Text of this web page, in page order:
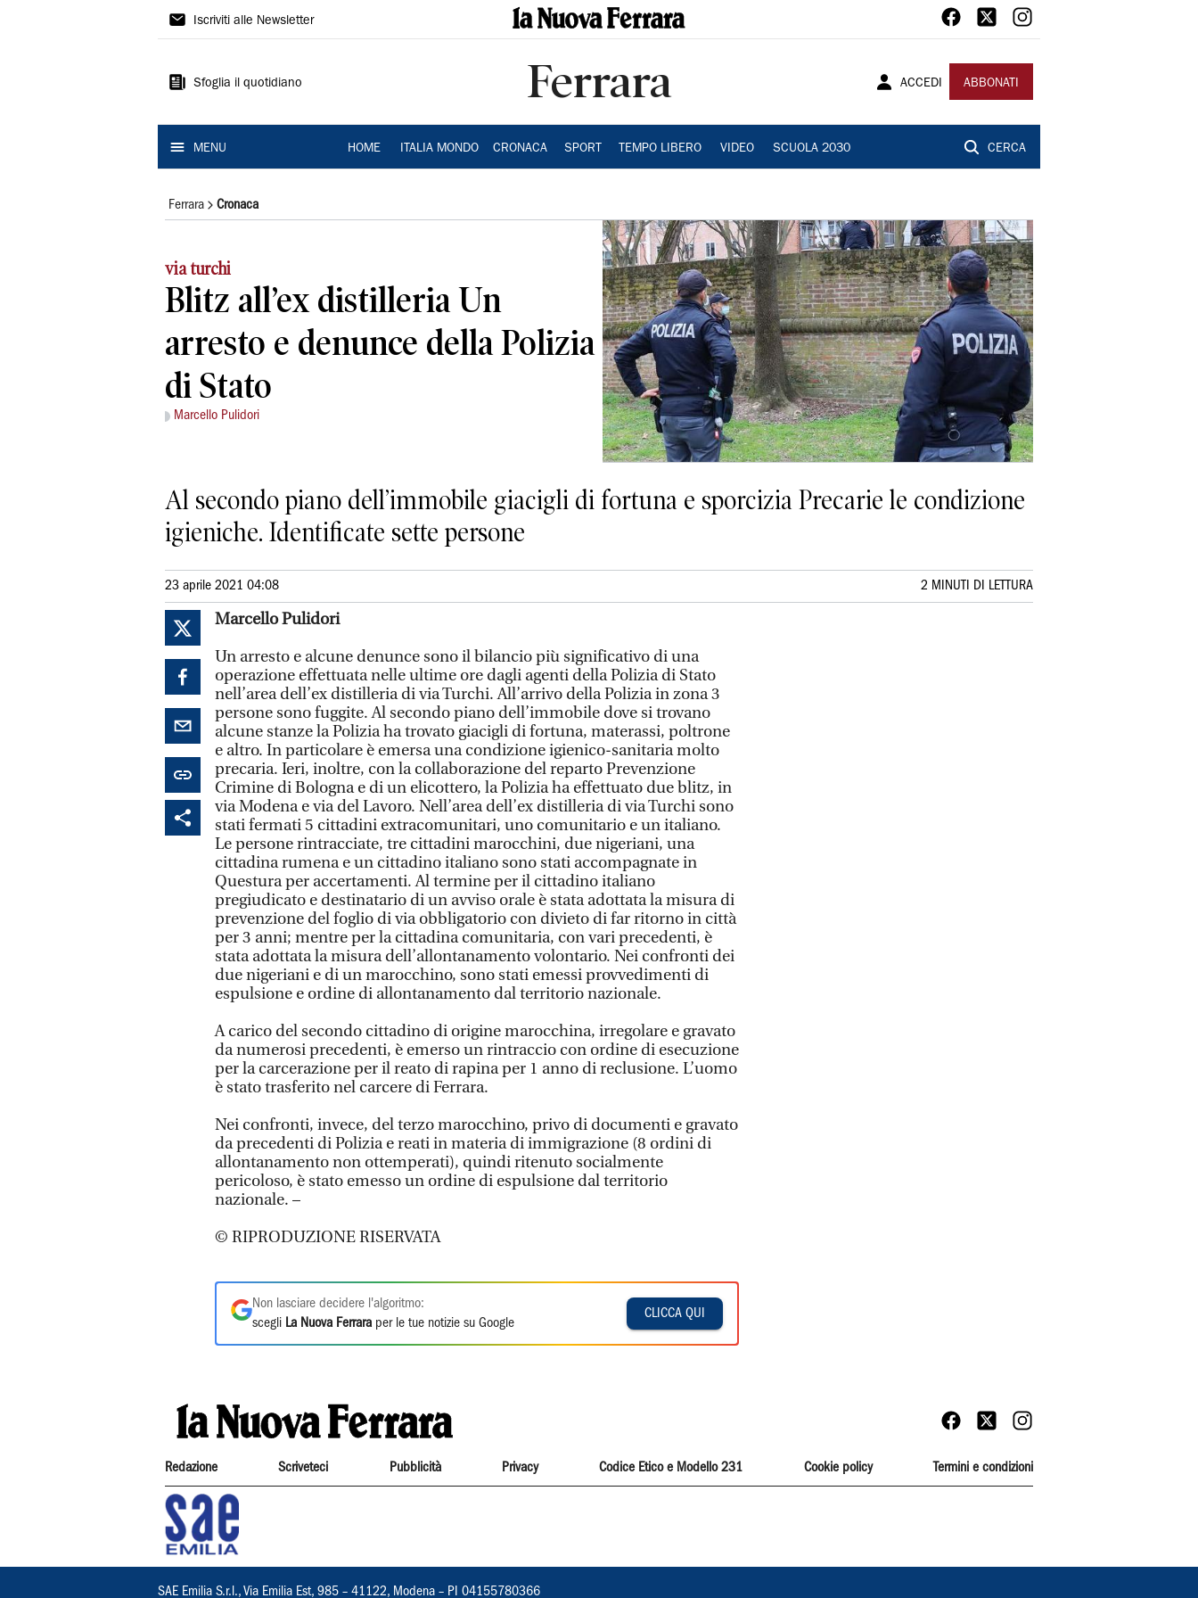
La
Ferrara
Iscriviti alle Newsletter
Sfoglia il quotidiano Ferrara ACCEDI ABBONATI
MENU HOME ITALIA MONDO CRONACA SPORT TEMPO LIBERO VIDEO SCUOLA 2030 CERCA
Ferrara Cronaca
via turchi
Blitz all’ex distilleria Un
arresto e denunce della Polizia
di Stato
Marcello Pulidori
Al secondo piano dell’immobile giacigli di fortuna e sporcizia Precarie le condizione
igieniche. Identificate sette persone
23 aprile 2021 04:08 2 MINUTI DI LETTURA
Marcello Pulidori
Un arresto e alcune denunce sono il bilancio più significativo di una
operazione effettuata nelle ultime ore dagli agenti della Polizia di Stato
nell’area dell’ex distilleria di via Turchi. All’arrivo della Polizia in zona 3
persone sono fuggite. Al secondo piano dell’immobile dove si trovano
alcune stanze la Polizia ha trovato giacigli di fortuna, materassi, poltrone
e altro. In particolare è emersa una condizione igienico-sanitaria molto
precaria. Ieri, inoltre, con la collaborazione del reparto Prevenzione
Crimine di Bologna e di un elicottero, la Polizia ha effettuato due blitz, in
via Modena e via del Lavoro. Nell’area dell’ex distilleria di via Turchi sono
stati fermati 5 cittadini extracomunitari, uno comunitario e un italiano.
Le persone rintracciate, tre cittadini marocchini, due nigeriani, una
cittadina rumena e un cittadino italiano sono stati accompagnate in
Questura per accertamenti. Al termine per il cittadino italiano
pregiudicato e destinatario di un avviso orale è stata adottata la misura di
prevenzione del foglio di via obbligatorio con divieto di far ritorno in città
per 3 anni; mentre per la cittadina comunitaria, con vari precedenti, è
stata adottata la misura dell’allontanamento volontario. Nei confronti dei
due nigeriani e di un marocchino, sono stati emessi provvedimenti di
espulsione e ordine di allontanamento dal territorio nazionale.
A carico del secondo cittadino di origine marocchina, irregolare e gravato
da numerosi precedenti, è emerso un rintraccio con ordine di esecuzione
per la carcerazione per il reato di rapina per 1 anno di reclusione. L’uomo
è stato trasferito nel carcere di Ferrara.
Nei confronti, invece, del terzo marocchino, privo di documenti e gravato
da precedenti di Polizia e reati in materia di immigrazione (8 ordini di
allontanamento non ottemperati), quindi ritenuto socialmente
pericoloso, è stato emesso un ordine di espulsione dal territorio
nazionale. –
© RIPRODUZIONE RISERVATA
Non lasciare decidere l'algoritmo:
scegli La Nuova Ferrara per le tue notizie su Google
CLICCA QUI
Redazione Scriveteci Pubblicità Privacy Codice Etico e Modello 231 Cookie policy Termini e condizioni
SAE Emilia S.r.l., Via Emilia Est, 985 – 41122, Modena – PI 04155780366